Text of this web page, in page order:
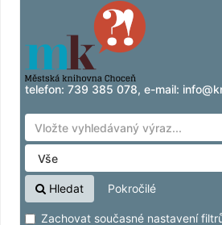
Zobrazuji výsledky1 - 1z
Přeskočit na obsah
telefon: 739 385 078, e-mail:
Hledat Pokročilé
Zachovat současné nastavení